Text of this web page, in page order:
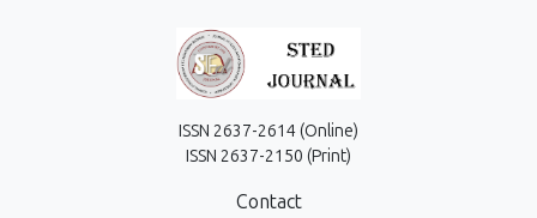
ISSN 2637-2614 (Online)
ISSN 2637-2150 (Print)
Contact